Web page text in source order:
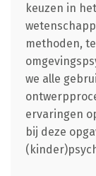
keuzen in
methoden,
we alle
ervaringen
bij deze